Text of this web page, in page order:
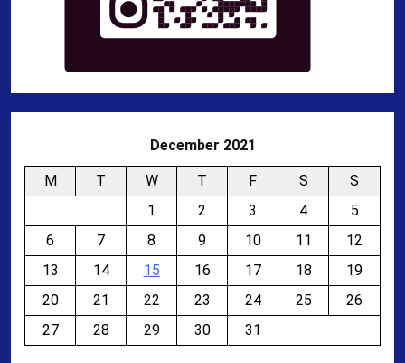
December 2021
M T W T F S
S
1
2 3 4
5
6
7 8 9 10 11
12
13
14 15 16 17 18
19
20
21 22 23 24 25
26
27
28 29 30 31